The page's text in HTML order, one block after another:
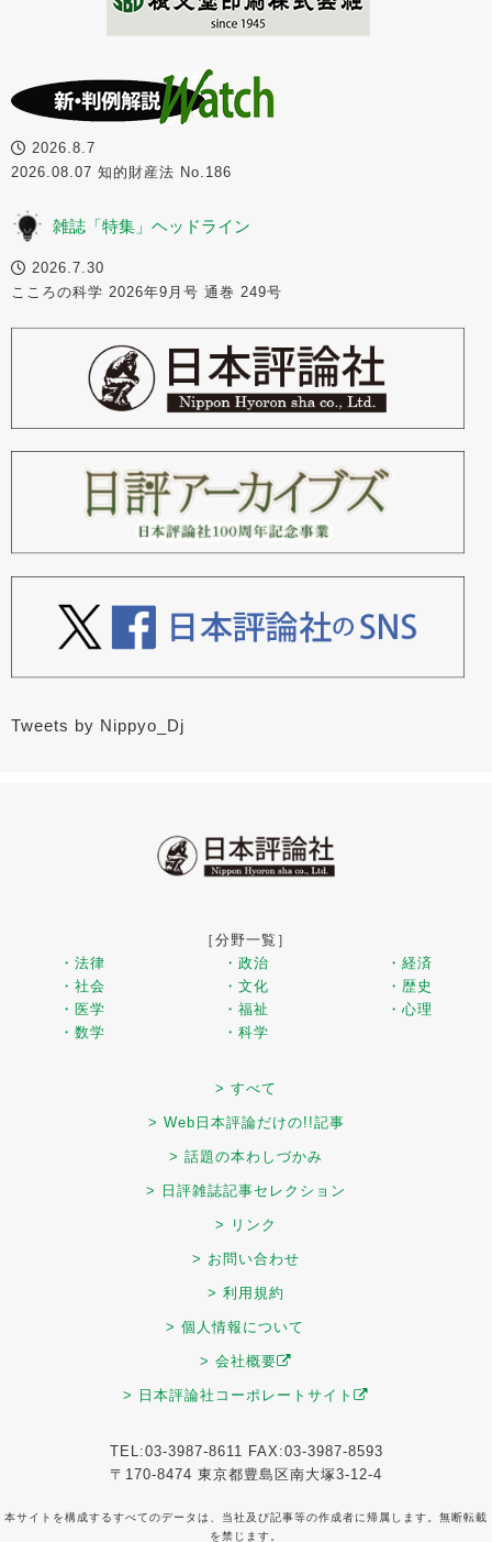
2026.8.7
2026.08.07 知的財産法 No.186
雑誌「特集」ヘッドライン
2026.7.30
こころの科学 2026年9月号 通巻 249号
Tweets by Nippyo_Dj
［分野一覧］
・法律
・政治
・経済
・社会
・文化
・歴史
・医学
・福祉
・心理
・数学
・科学
> すべて
> Web日本評論だけの!!記事
> 話題の本わしづかみ
> 日評雑誌記事セレクション
> リンク
> お問い合わせ
> 利用規約
> 個人情報について
> 会社概要
> 日本評論社コーポレートサイト
TEL:03-3987-8611 FAX:03-3987-8593
〒170-8474 東京都豊島区南大塚3-12-4
本サイトを構成するすべてのデータは、当社及び記事等の作成者に帰属します。無断転載
を禁じます。